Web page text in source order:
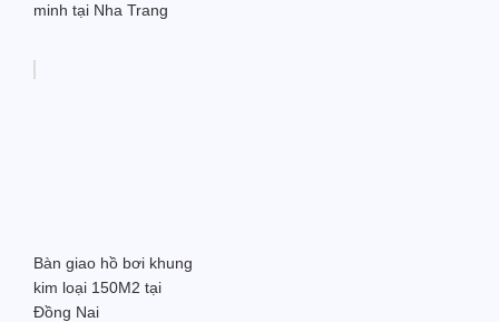
minh tại Nha Trang
Bàn giao hồ bơi khung
kim loại 150M2 tại
Đồng Nai